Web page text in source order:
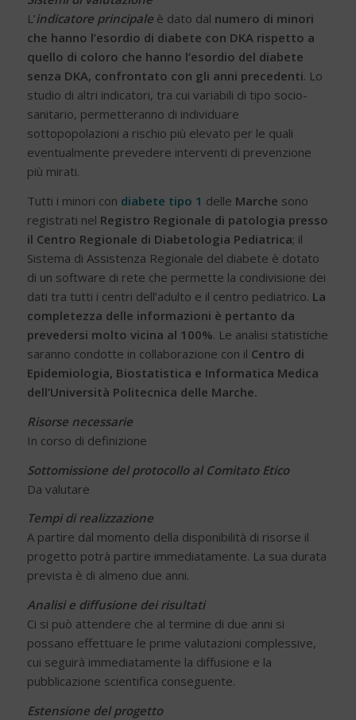
L’indicatore principale è dato dal numero di minori
che hanno l’esordio di diabete con DKA rispetto a
quello di coloro che hanno l’esordio del diabete
senza DKA, confrontato con gli anni precedenti. Lo
studio di altri indicatori, tra cui variabili di tipo socio-
sanitario, permetteranno di individuare
sottopopolazioni a rischio più elevato per le quali
eventualmente prevedere interventi di prevenzione
più mirati.
Tutti i minori con diabete tipo 1 delle Marche sono
registrati nel Registro Regionale di patologia presso
il Centro Regionale di Diabetologia Pediatrica; il
Sistema di Assistenza Regionale del diabete è dotato
di un software di rete che permette la condivisione dei
dati tra tutti i centri dell’adulto e il centro pediatrico. La
completezza delle informazioni è pertanto da
prevedersi molto vicina al 100%. Le analisi statistiche
saranno condotte in collaborazione con il Centro di
Epidemiologia, Biostatistica e Informatica Medica
dell’Università Politecnica delle Marche.
Risorse necessarie
In corso di definizione
Sottomissione del protocollo al Comitato Etico
Da valutare
Tempi di realizzazione
A partire dal momento della disponibilità di risorse il
progetto potrà partire immediatamente. La sua durata
prevista è di almeno due anni.
Analisi e diffusione dei risultati
Ci si può attendere che al termine di due anni si
possano effettuare le prime valutazioni complessive,
cui seguirà immediatamente la diffusione e la
pubblicazione scientifica conseguente.
Estensione del progetto